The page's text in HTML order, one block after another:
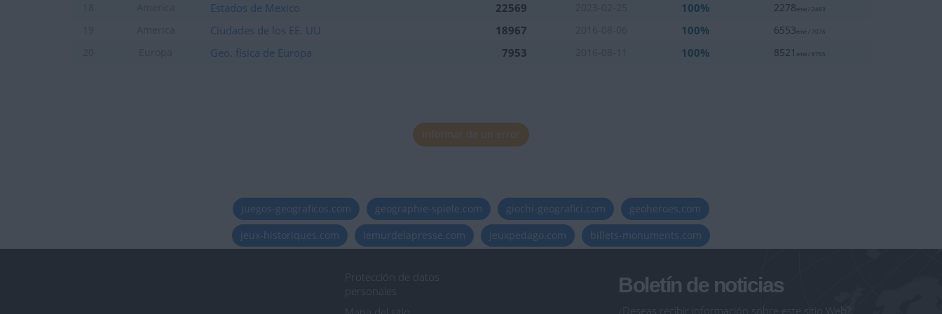
Estados de Mexico 22569 100% 2278eme / 2483
Ciudades de los EE. UU 18967 100% 6553eme / 7076
Geo. física de Europa 7953 100% 8521 eme / 8765
Informar de un error
juegos-geograficos.com geographie-spiele.com giochi-geografici.com
geoheroes.com
jeux-historiques.com
lemurdelapresse.com jeuxpedago.com billets-monuments.com
Protección de datos
personales
Boletín de noticias
¿Deseas recibir información sobre este sitio Web?